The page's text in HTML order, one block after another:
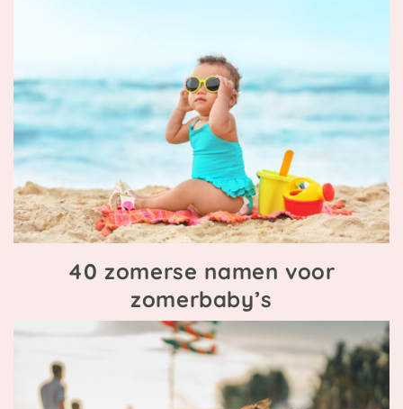
40 zomerse namen voor
zomerbaby’s